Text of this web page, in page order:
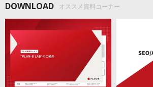
DOWNLOAD オススメ資料コーナー